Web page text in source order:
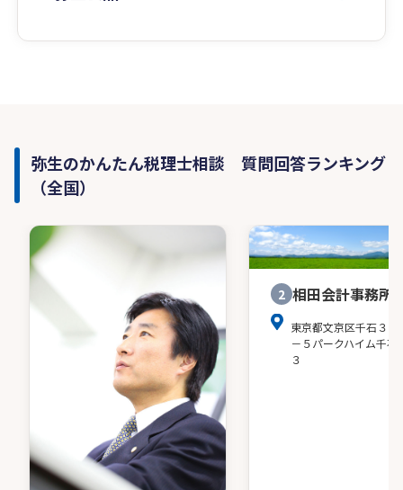
弥生のかんたん税理士相談 質問回答ランキング
（全国）
2 相田会計事務所
東京都文京区千石３－
－５パークハイム千石
３